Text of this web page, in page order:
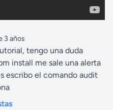
3 años
tengo una duda
install me sale una alerta
escribo el comando audit